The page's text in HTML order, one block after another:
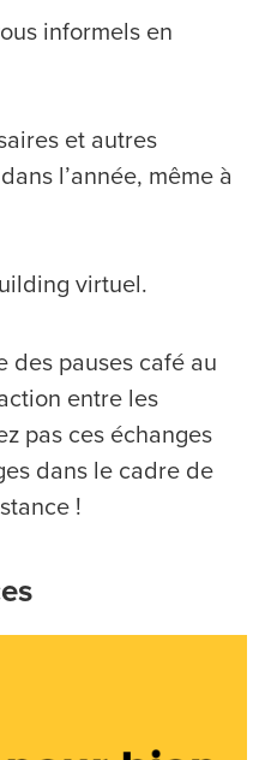
informels en
et autres
l’année, même à
virtuel.
des pauses café au
entre les
pas ces échanges
dans le cadre de
!